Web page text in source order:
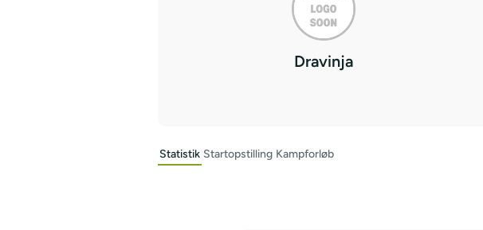
Dravinja
Statistik Startopstilling Kampforløb